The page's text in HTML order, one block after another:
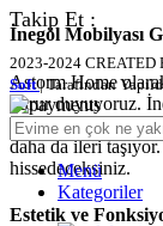
İnegöl Mobilyası
Astorm Home
gurur duyuyoruz.
temsil ediyor. Her
daha da ileri
hissedeceksiniz.
Estetik ve
Takip Et :
2023-2024 CREATED
Soft| Tarafından
Menü
Kategoriler